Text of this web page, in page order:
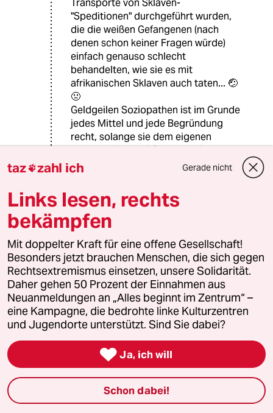
Transporte von Sklaven-
"Speditionen" durchgeführt wurden,
die die weißen Gefangenen (nach
denen schon keiner Fragen würde)
einfach genauso schlecht
behandelten, wie sie es mit
afrikanischen Sklaven auch taten... 🤕
🤢
Geldgeilen Soziopathen ist im Grunde
jedes Mittel und jede Begründung
recht, solange sie dem eigenen
Zwecke dient. Bei Gelegenheit auch
Freihandelsideologien, bei denen
man dann vorgibt, sich um die Armen
in den Produktionsexport-Zielländern
kümmern zu wollen. -Bevor man dann
bei der ersten Lohnsteigerung weiter
ins nächste Billiglohnland zieht....
UB Usch Bert
26.04.2022 , 07:28 Uhr
Es sind also nicht die Wähler, die die
Entscheidung treffen Le Pen zu wählen,
Das ist nichts anderes als ein Versuch davon
abzulenken wer tatsächlich die Verantwortung
trägt, nämlich die Wähler.
taz zahl ich Gerade nicht
Links lesen, rechts
bekämpfen
Mit doppelter Kraft für eine offene Gesellschaft!
Besonders jetzt brauchen Menschen, die sich gegen
Rechtsextremismus einsetzen, unsere Solidarität.
Daher gehen 50 Prozent der Einnahmen aus
Neuanmeldungen an „Alles beginnt im Zentrum“ –
eine Kampagne, die bedrohte linke Kulturzentren
und Jugendorte unterstützt. Sind Sie dabei?
 Ja, ich will
Schon dabei!